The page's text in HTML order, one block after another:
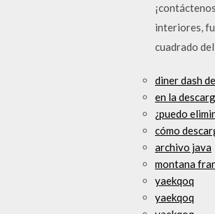
interiores,
cuadrado
diner dash
en la
¿puedo
cómo
archivo java
montana
yaekqoq
yaekqoq